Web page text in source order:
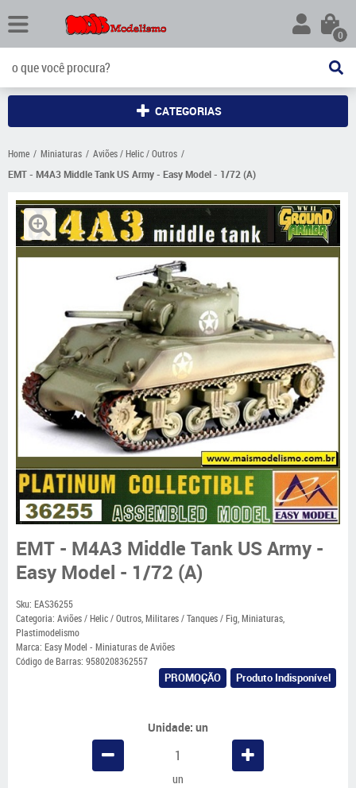
0
CATEGORIAS
Home Miniaturas
Aviões / Helic / Outros
EMT - M4A3 Middle Tank US Army - Easy Model - 1/72 (A)
EMT - M4A3 Middle Tank US Army -
Easy Model - 1/72 (A)
Sku: EAS36255
Categoria: Aviões / Helic / Outros,Militares / Tanques / Fig,Miniaturas,
Plastimodelismo
Marca: Easy Model - Miniaturas de Aviões
Código de Barras: 9580208362557
PROMOÇÃO Produto Indisponível
Unidade: un
un